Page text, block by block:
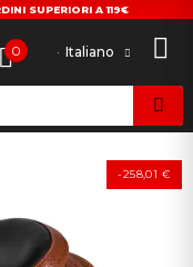
SUPERIORI A 119€
0 Italiano
-258,01 €